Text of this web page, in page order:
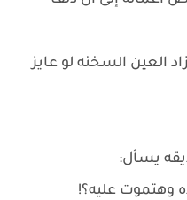
العين السخنه لو عايز
يسأل:
وهتموت عليه؟!